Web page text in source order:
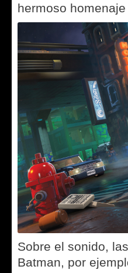
hermoso
Sobre el sonido,
Batman, por